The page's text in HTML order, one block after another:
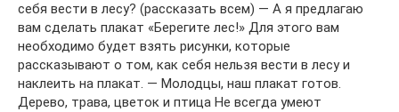
себя вести в лесу? (рассказать всем) — А я предлагаю
вам сделать плакат «Берегите лес!» Для этого вам
необходимо будет взять рисунки, которые
рассказывают о том, как себя нельзя вести в лесу и
наклеить на плакат. — Молодцы, наш плакат готов.
Дерево, трава, цветок и птица Не всегда умеют